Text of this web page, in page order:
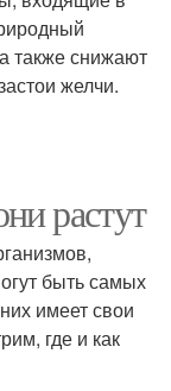
также снижают
желчи.
растут
быть самых
имеет свои
где и как